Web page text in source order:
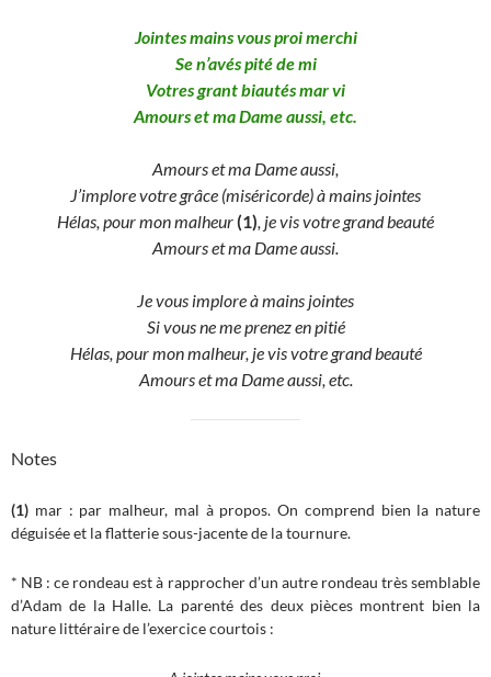
Jointes mains vous proi merchi
Se n’avés pité de mi
Votres grant biautés mar vi
Amours et ma Dame aussi, etc.
Amours et ma Dame aussi,
J’implore votre grâce (miséricorde) à mains jointes
Hélas, pour mon malheur(1), je vis votre grand beauté
Amours et ma Dame aussi.
Je vous implore à mains jointes
Si vous ne me prenez en pitié
Hélas, pour mon malheur, je vis votre grand beauté
Amours et ma Dame aussi, etc.
Notes
(1) mar : par malheur, mal à propos. On comprend bien la nature
déguisée et la flatterie sous-jacente de la tournure.
* NB : ce rondeau est à rapprocher d’un autre rondeau très semblable
d’Adam de la Halle. La parenté des deux pièces montrent bien la
nature littéraire de l’exercice courtois :